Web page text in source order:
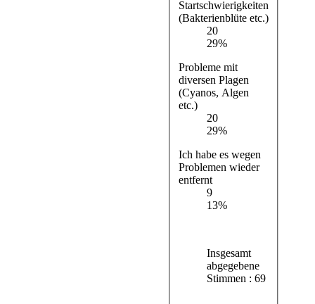
Startschwierigkeiten
(Bakterienblüte etc.)
20
29%
Probleme mit
diversen Plagen
(Cyanos, Algen
etc.)
20
29%
Ich habe es wegen
Problemen wieder
entfernt
9
13%
Insgesamt
abgegebene
Stimmen : 69